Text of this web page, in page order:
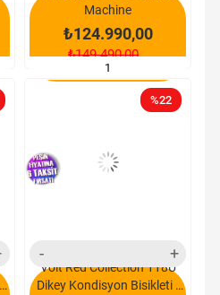
Machine
₺124.990,00
₺149.490,00
SEPETE EKLE
Voit Red Collection 118U
Dikey Kondisyon Bisikleti -
%22
yeni
ürün